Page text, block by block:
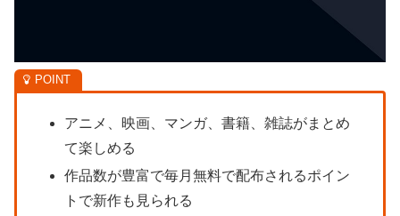
アニメ、映画、マンガ、書籍、雑誌がまとめ
て楽しめる
作品数が豊富で毎月無料で配布されるポイン
トで新作も見られる